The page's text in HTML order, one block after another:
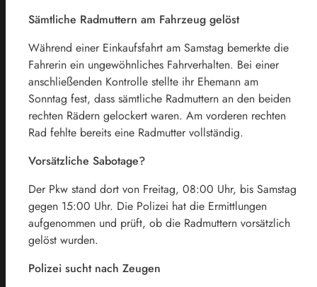
Sämtliche Radmuttern am Fahrzeug gelöst
Während einer Einkaufsfahrt am Samstag bemerkte die
Fahrerin ein ungewöhnliches Fahrverhalten. Bei einer
anschließenden Kontrolle stellte ihr Ehemann am
Sonntag fest, dass sämtliche Radmuttern an den beiden
rechten Rädern gelockert waren. Am vorderen rechten
Rad fehlte bereits eine Radmutter vollständig.
Vorsätzliche Sabotage?
Der Pkw stand dort von Freitag, 08:00 Uhr, bis Samstag
gegen 15:00 Uhr. Die Polizei hat die Ermittlungen
aufgenommen und prüft, ob die Radmuttern vorsätzlich
gelöst wurden.
Polizei sucht nach Zeugen